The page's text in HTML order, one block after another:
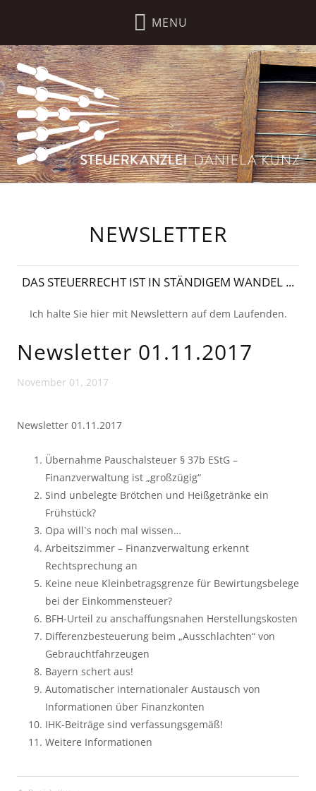
NEWSLETTER
DAS STEUERRECHT IST IN STÄNDIGEM WANDEL ...
Ich halte Sie hier mit Newslettern auf dem Laufenden.
Newsletter 01.11.2017
November 01, 2017
Newsletter 01.11.2017
Übernahme Pauschalsteuer § 37b EStG –
Finanzverwaltung ist „großzügig“
Sind unbelegte Brötchen und Heißgetränke ein
Frühstück?
Opa will`s noch mal wissen…
Arbeitszimmer – Finanzverwaltung erkennt
Rechtsprechung an
Keine neue Kleinbetragsgrenze für Bewirtungsbelege
bei der Einkommensteuer?
BFH-Urteil zu anschaffungsnahen Herstellungskosten
Differenzbesteuerung beim „Ausschlachten“ von
Gebrauchtfahrzeugen
Bayern schert aus!
Automatischer internationaler Austausch von
Informationen über Finanzkonten
IHK-Beiträge sind verfassungsgemäß!
Weitere Informationen